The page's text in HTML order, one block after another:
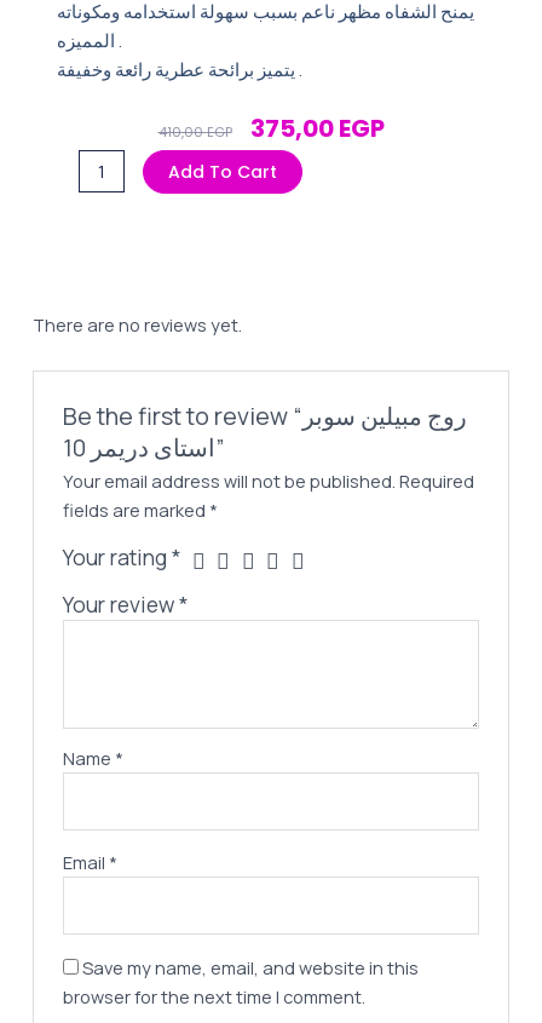
يمنح الشفاه مظهر ناعم بسبب سهولة استخدامه ومكوناته
المميزه .
يتميز برائحة عطرية رائعة وخفيفة .
410,00EGP Original
Price
Was:
375,00EGPCurrent
quantity
Add To Cart
There are no reviews yet.
Be the first to review “روج مبيلين سوبر
استاى دريمر 10”
Your email address will not be published. Required
fields are marked *
Your rating*
Your review*
Name *
Email *
Save my name, email, and website in this
browser for the next time I comment.